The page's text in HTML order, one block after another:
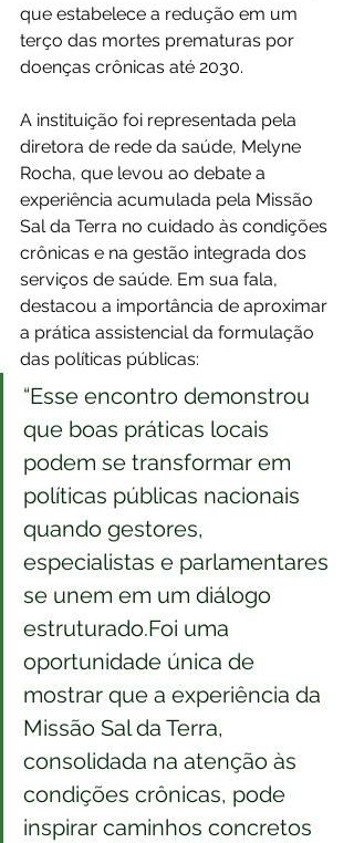
que estabelece a redução em um
terço das mortes prematuras por
doenças crônicas até 2030.
A instituição foi representada pela
diretora de rede da saúde, Melyne
Rocha, que levou ao debate a
experiência acumulada pela Missão
Sal da Terra no cuidado às condições
crônicas e na gestão integrada dos
serviços de saúde. Em sua fala,
destacou a importância de aproximar
a prática assistencial da formulação
das políticas públicas:
“Esse encontro demonstrou
que boas práticas locais
podem se transformar em
políticas públicas nacionais
quando gestores,
especialistas e parlamentares
se unem em um diálogo
estruturado.Foi uma
oportunidade única de
mostrar que a experiência da
Missão Sal da Terra,
consolidada na atenção às
condições crônicas, pode
inspirar caminhos concretos